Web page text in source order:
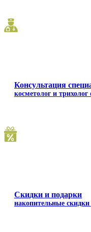
Консультация
косметолог и
Скидки и подарки
накопительные скидки